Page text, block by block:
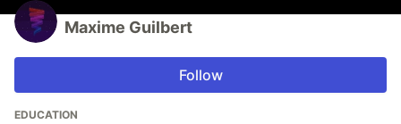
Maxime Guilbert
Follow
EDUCATION